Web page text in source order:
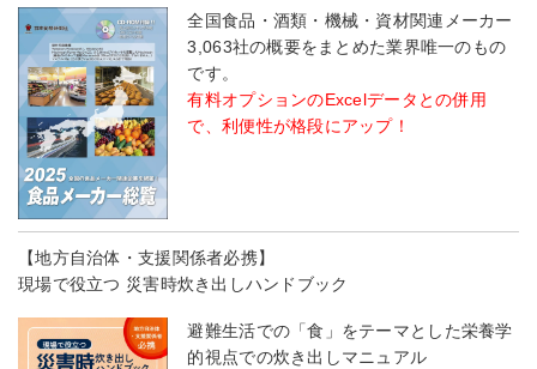
全国食品・酒類・機械・資材関連メーカー
3,063社の概要をまとめた業界唯一のもの
です。
有料オプションのExcelデータとの併用
で、利便性が格段にアップ！
【地方自治体・支援関係者必携】
現場で役立つ 災害時炊き出しハンドブック
避難生活での「食」をテーマとした栄養学
的視点での炊き出しマニュアル